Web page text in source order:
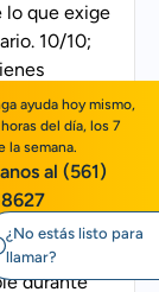
al (561)
ayuda hoy mismo,
del día, los 7
la semana.
¿No estás listo para
llamar?
con
Salud
de
de
lo que exige
10/10;
durante